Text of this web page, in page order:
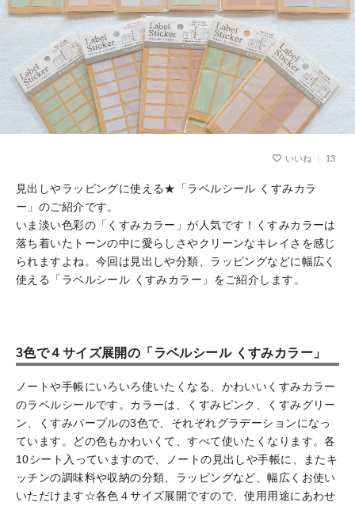
13
見出しやラッピングに使える★「ラベルシール くすみカラ
ー」のご紹介です。
いま淡い色彩の「くすみカラー」が人気です！くすみカラーは
落ち着いたトーンの中に愛らしさやクリーンなキレイさを感じ
られますよね。今回は見出しや分類、ラッピングなどに幅広く
使える「ラベルシール くすみカラー」をご紹介します。
3色で４サイズ展開の「ラベルシール くすみカラー」
ノートや手帳にいろいろ使いたくなる、かわいいくすみカラー
のラベルシールです。カラーは、くすみピンク、くすみグリー
ン、くすみパープルの3色で、それぞれグラデーションになっ
ています。どの色もかわいくて、すべて使いたくなります。各
10シート入っていますので、ノートの見出しや手帳に、またキ
ッチンの調味料や収納の分類、ラッピングなど、幅広くお使い
いただけます☆各色４サイズ展開ですので、使用用途にあわせ